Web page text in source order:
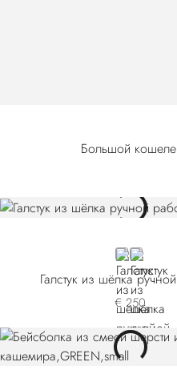
Большой
GREYBLACK
Галстук из шёлка
€ 250